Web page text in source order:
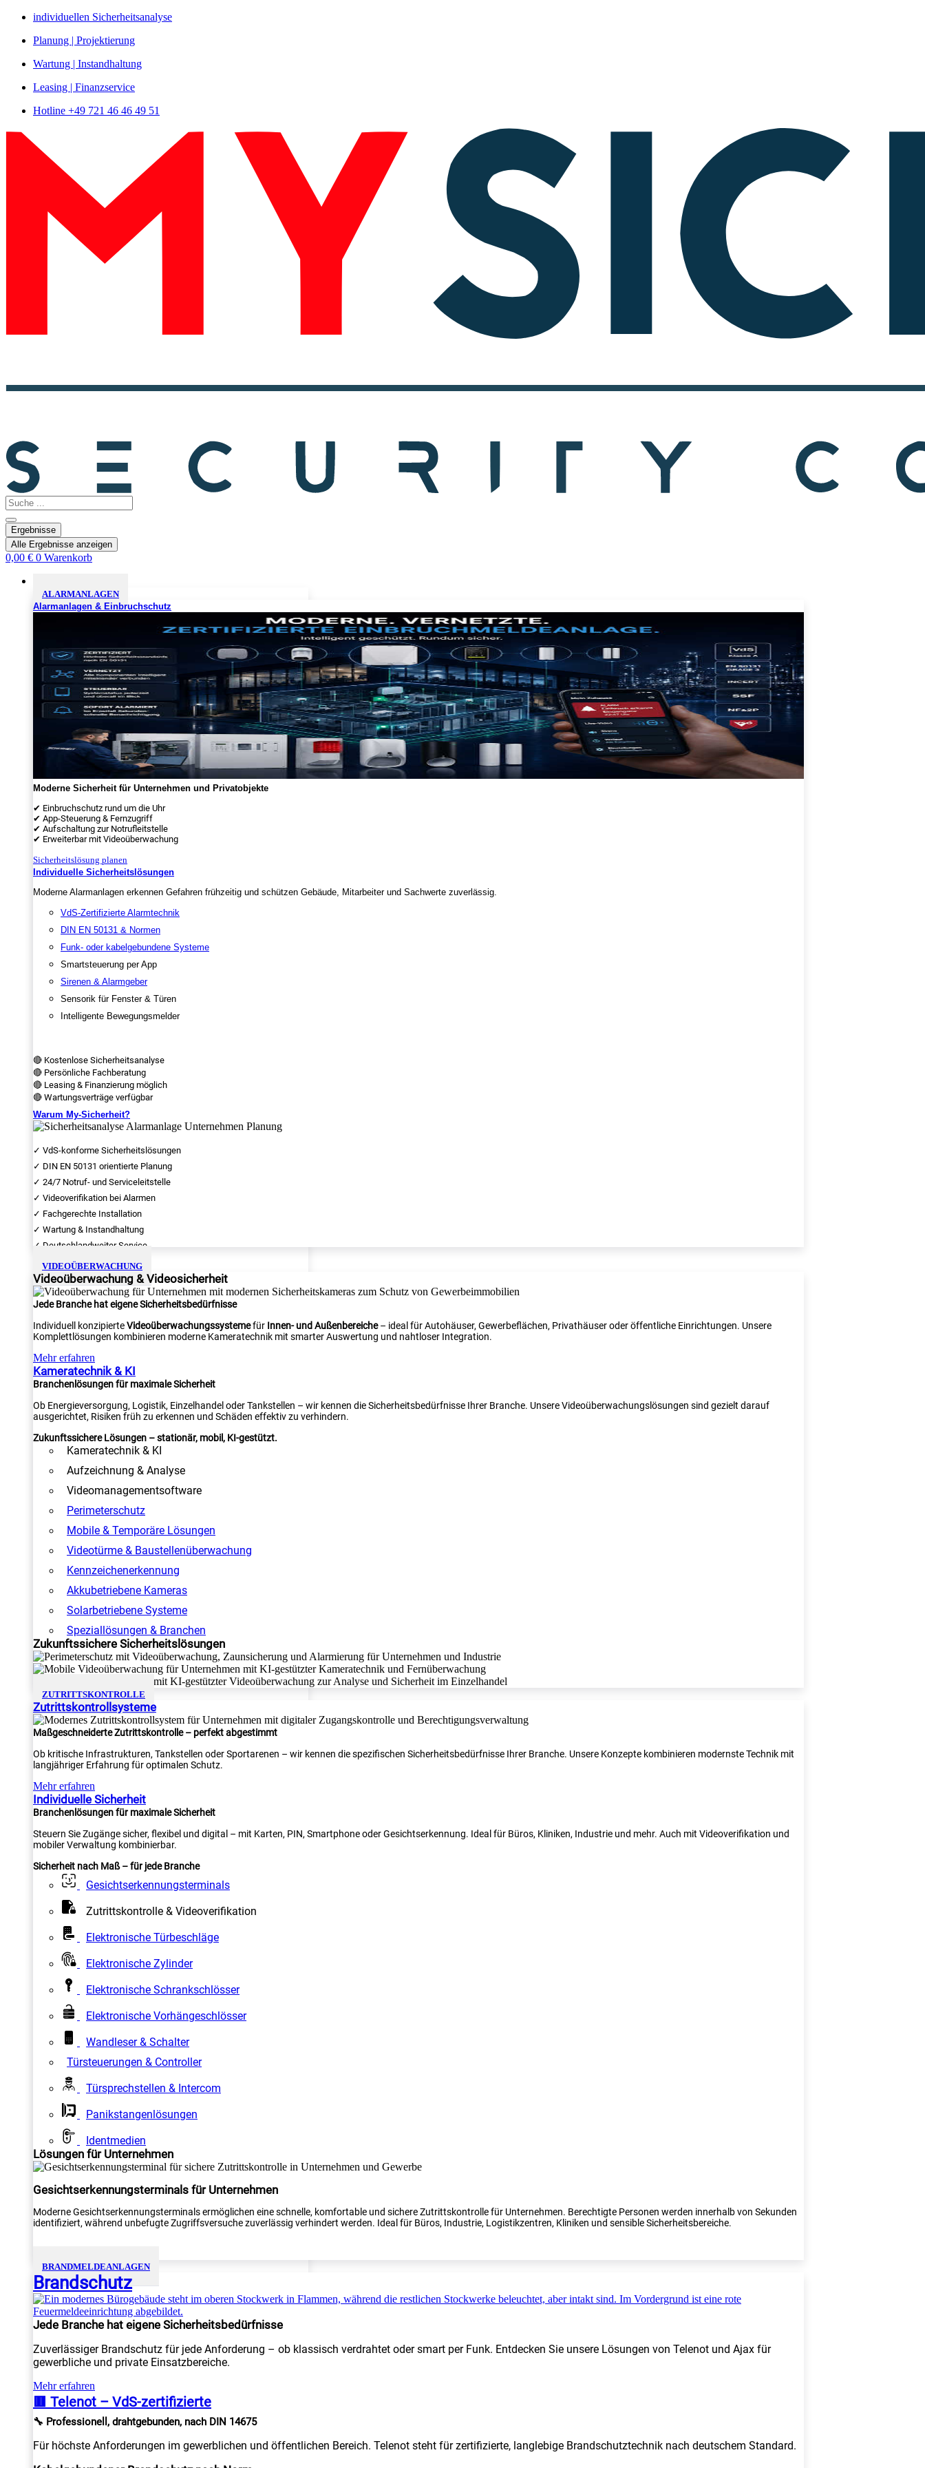
Zum
springen
individuellen Sicherheitsanalyse
Planung | Projektierung
Wartung | Instandhaltung
Leasing | Finanzservice
Hotline +49 721 46 46 49 51
Search
...
Ergebnisse
Alle Ergebnisse anzeigen
0,00 € 0 Warenkorb
ALARMANLAGEN
Alarmanlagen & Einbruchschutz
Moderne Sicherheit für Unternehmen und Privatobjekte
✔ Einbruchschutz rund um die Uhr
✔ App-Steuerung & Fernzugriff
✔ Aufschaltung zur Notrufleitstelle
✔ Erweiterbar mit Videoüberwachung
Sicherheitslösung planen
Individuelle Sicherheitslösungen
Moderne Alarmanlagen erkennen Gefahren frühzeitig und schützen Gebäude, Mitarbeiter und Sachwerte zuverlässig.
VdS-Zertifizierte Alarmtechnik
DIN EN 50131 & Normen
Funk- oder kabelgebundene Systeme
Smartsteuerung per App
Sirenen & Alarmgeber
Sensorik für Fenster & Türen
Intelligente Bewegungsmelder
🔴 Kostenlose Sicherheitsanalyse
🔴 Persönliche Fachberatung
🔴 Leasing & Finanzierung möglich
🔴 Wartungsverträge verfügbar
Warum My-Sicherheit?
✓ VdS-konforme Sicherheitslösungen
✓ DIN EN 50131 orientierte Planung
✓ 24/7 Notruf- und Serviceleitstelle
✓ Videoverifikation bei Alarmen
✓ Fachgerechte Installation
✓ Wartung & Instandhaltung
✓ Deutschlandweiter Service
VIDEOÜBERWACHUNG
Videoüberwachung & Videosicherheit
Jede Branche hat eigene Sicherheitsbedürfnisse
Individuell konzipierteVideoüberwachungssystemefür Innen- und Außenbereiche– ideal für Autohäuser, Gewerbeflächen, Privathäuser oder öffentliche Einrichtungen. Unsere
Komplettlösungen kombinieren moderne Kameratechnik mit smarter Auswertung und nahtloser Integration.
Mehr erfahren
Kameratechnik & KI
Branchenlösungen für maximale Sicherheit
Ob Energieversorgung, Logistik, Einzelhandel oder Tankstellen – wir kennen die Sicherheitsbedürfnisse Ihrer Branche. Unsere Videoüberwachungslösungen sind gezielt darauf
ausgerichtet, Risiken früh zu erkennen und Schäden effektiv zu verhindern.
Zukunftssichere Lösungen – stationär, mobil, KI-gestützt.
Kameratechnik & KI
Aufzeichnung & Analyse
Videomanagementsoftware
Perimeterschutz
Mobile & Temporäre Lösungen
Videotürme & Baustellenüberwachung
Kennzeichenerkennung
Akkubetriebene Kameras
Solarbetriebene Systeme
Speziallösungen & Branchen
Zukunftssichere Sicherheitslösungen
ZUTRITTSKONTROLLE
Zutrittskontrollsysteme
Maßgeschneiderte Zutrittskontrolle – perfekt abgestimmt
Ob kritische Infrastrukturen, Tankstellen oder Sportarenen – wir kennen die spezifischen Sicherheitsbedürfnisse Ihrer Branche. Unsere Konzepte kombinieren modernste Technik mit
langjähriger Erfahrung für optimalen Schutz.
Mehr erfahren
Individuelle Sicherheit
Branchenlösungen für maximale Sicherheit
Steuern Sie Zugänge sicher, flexibel und digital – mit Karten, PIN, Smartphone oder Gesichtserkennung. Ideal für Büros, Kliniken, Industrie und mehr. Auch mit Videoverifikation und
mobiler Verwaltung kombinierbar.
Sicherheit nach Maß – für jede Branche
Gesichtserkennungsterminals
Zutrittskontrolle & Videoverifikation
Elektronische Türbeschläge
Elektronische Zylinder
Elektronische Schrankschlösser
Elektronische Vorhängeschlösser
Wandleser & Schalter
Türsteuerungen & Controller
Türsprechstellen & Intercom
Panikstangenlösungen
Identmedien
Lösungen für Unternehmen
Gesichtserkennungsterminals für Unternehmen
Moderne Gesichtserkennungsterminals ermöglichen eine schnelle, komfortable und sichere Zutrittskontrolle für Unternehmen. Berechtigte Personen werden innerhalb von Sekunden
identifiziert, während unbefugte Zugriffsversuche zuverlässig verhindert werden. Ideal für Büros, Industrie, Logistikzentren, Kliniken und sensible Sicherheitsbereiche.
BRANDMELDEANLAGEN
Brandschutz
Jede Branche hat eigene Sicherheitsbedürfnisse
Zuverlässiger Brandschutz für jede Anforderung – ob klassisch verdrahtet oder smart per Funk. Entdecken Sie unsere Lösungen von Telenot und Ajax für
gewerbliche und private Einsatzbereiche.
Mehr erfahren
🟥 Telenot – VdS-zertifizierte
🔧 Professionell, drahtgebunden, nach DIN 14675
Für höchste Anforderungen im gewerblichen und öffentlichen Bereich. Telenot steht für zertifizierte, langlebige Brandschutztechnik nach deutschem Standard.